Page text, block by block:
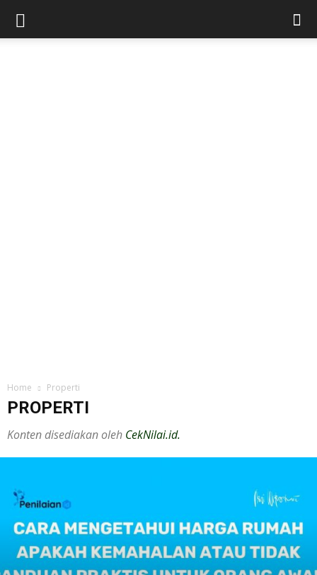
Home Properti
PROPERTI
Konten disediakan oleh CekNilai.id.